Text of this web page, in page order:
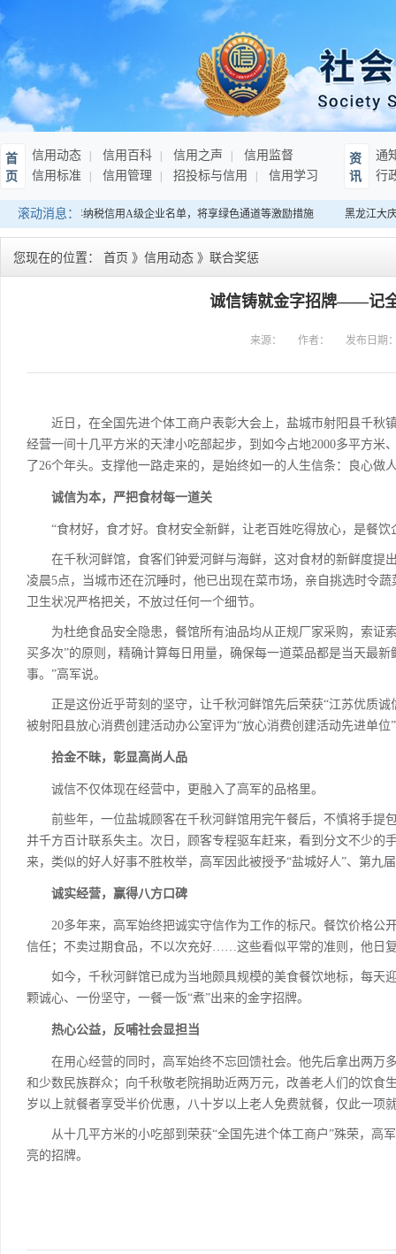
首
页
信用动态 信用百科 信用之声
信用监督
信用标准
信用管理 招投标与信用 信用学习
资
讯
通
行
滚动消息：
发布连续10年纳税信用A级企业名单，将享绿色通道等激励措施 黑龙江大
您现在的位置： 首页 》 信用动态 》 联合奖惩
诚信铸就金字招牌——记
来源： 作者： 发布日期
近日，在全国先进个体工商户表彰大会上，盐城市射阳县千秋
经营一间十几平方米的天津小吃部起步，到如今占地2000多平方
了26个年头。支撑他一路走来的，是始终如一的人生信条：良心做
诚信为本，严把食材每一道关
“食材好，食才好。食材安全新鲜，让老百姓吃得放心，是餐饮
在千秋河鲜馆，食客们钟爱河鲜与海鲜，这对食材的新鲜度提
凌晨5点，当城市还在沉睡时，他已出现在菜市场，亲自挑选时令
卫生状况严格把关，不放过任何一个细节。
为杜绝食品安全隐患，餐馆所有油品均从正规厂家采购，索证
买多次”的原则，精确计算每日用量，确保每一道菜品都是当天最
事。”高军说。
正是这份近乎苛刻的坚守，让千秋河鲜馆先后荣获“江苏优质诚
被射阳县放心消费创建活动办公室评为“放心消费创建活动先进单位
拾金不昧，彰显高尚人品
诚信不仅体现在经营中，更融入了高军的品格里。
前些年，一位盐城顾客在千秋河鲜馆用完午餐后，不慎将手提
并千方百计联系失主。次日，顾客专程驱车赶来，看到分文不少的
来，类似的好人好事不胜枚举，高军因此被授予“盐城好人”、第九
诚实经营，赢得八方口碑
20多年来，高军始终把诚实守信作为工作的标尺。餐饮价格公
信任；不卖过期食品，不以次充好……这些看似平常的准则，他日
如今，千秋河鲜馆已成为当地颇具规模的美食餐饮地标，每天
颗诚心、一份坚守，一餐一饭“煮”出来的金字招牌。
热心公益，反哺社会显担当
在用心经营的同时，高军始终不忘回馈社会。他先后拿出两万
和少数民族群众；向千秋敬老院捐助近两万元，改善老人们的饮
岁以上就餐者享受半价优惠，八十岁以上老人免费就餐，仅此一项
从十几平方米的小吃部到荣获“全国先进个体工商户”殊荣，高
亮的招牌。